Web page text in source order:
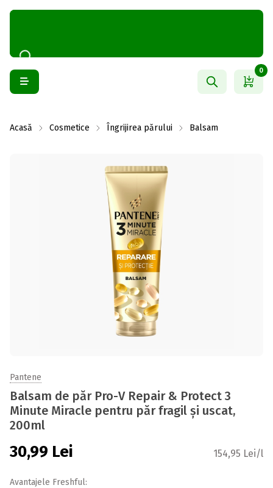
0
Acasă Cosmetice Îngrijirea părului Balsam
Pantene
Balsam de păr Pro-V Repair & Protect 3
Minute Miracle pentru păr fragil și uscat,
200ml
30,99 Lei 154,95 Lei/l
Avantajele Freshful: